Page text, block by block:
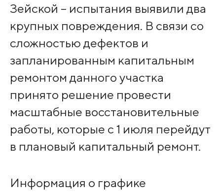
Зейской – испытания выявили два
крупных повреждения. В связи со
сложностью дефектов и
запланированным капитальным
ремонтом данного участка
принято решение провести
масштабные восстановительные
работы, которые с 1 июля перейдут
в плановый капитальный ремонт.
Информация о графике